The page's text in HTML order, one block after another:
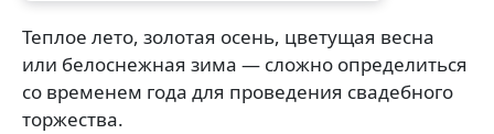
Теплое лето, золотая осень, цветущая весна
или белоснежная зима — сложно определиться
со временем года для проведения свадебного
торжества.